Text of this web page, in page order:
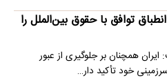
توافق با حقوق بین‌الملل را
همچنان بر جلوگیری از عبور
خود تأکید دار…